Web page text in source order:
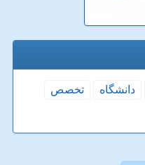
دانشگاه
تخصص